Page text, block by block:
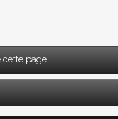
cette page